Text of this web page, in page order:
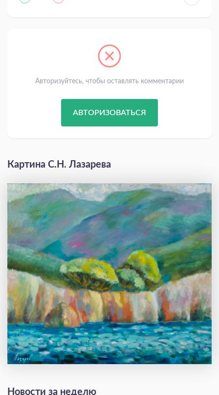
Авторизуйтесь, чтобы оставлять комментарии
АВТОРИЗОВАТЬСЯ
Картина С.Н. Лазарева
Новости за неделю